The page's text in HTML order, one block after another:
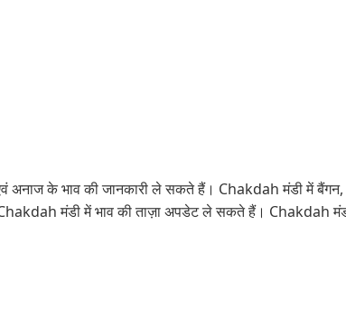
के भाव की जानकारी ले सकते हैं। Chakdah मंडी में बैंगन,
मंडी में भाव की ताज़ा अपडेट ले सकते हैं। Chakdah